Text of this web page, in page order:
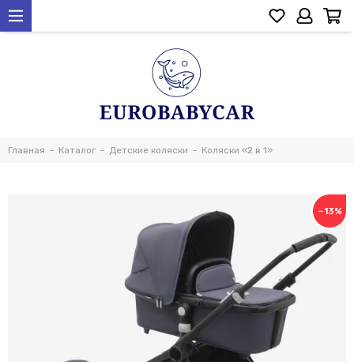
Главная Каталог Детские коляски Коляски «2 в 1»
−13%